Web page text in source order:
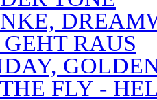
RAUS
FLY -